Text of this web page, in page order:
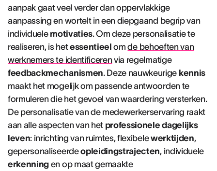
aanpak gaat veel verder dan oppervlakkige
aanpassing en wortelt in een diepgaand begrip van
individuele motivaties. Om deze personalisatie te
realiseren, is hetessentieel omde behoeften van
werknemers te identificerenvia regelmatige
feedbackmechanismen. Deze nauwkeurige kennis
maakt het mogelijk om passende antwoorden te
formuleren die het gevoel van waardering versterken.
De personalisatie van de medewerkerservaring raakt
aan alle aspecten van het professionele dagelijks
leven: inrichting van ruimtes, flexibelewerktijden,
gepersonaliseerdeopleidingstrajecten, individuele
erkenning en op maat gemaakte